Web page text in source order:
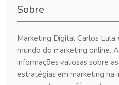
Sobre
Marketing Digital Carlos Lula
mundo do marketing online.
informações valiosas sobre
estratégias em marketing na